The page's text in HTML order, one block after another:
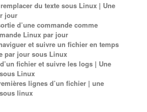
du texte sous Linux | Une
jour
d’une commande comme
Linux par jour
et suivre un fichier en temps
par jour sous Linux
fichier et suivre les logs | Une
Linux
lignes d’un fichier | une
linux